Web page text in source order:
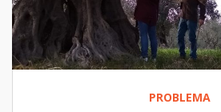
PROBLEMA